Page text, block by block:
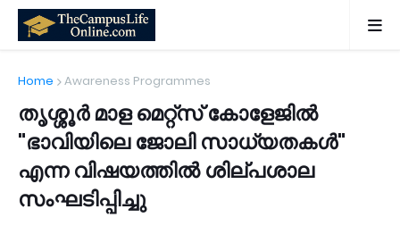
Home Awareness Programmes
തൃശ്ശൂർ മാള മെറ്റ്സ് കോളേജിൽ
"ഭാവിയിലെ ജോലി സാധ്യതകൾ"
എന്ന വിഷയത്തിൽ ശില്പശാല
സംഘടിപ്പിച്ചു